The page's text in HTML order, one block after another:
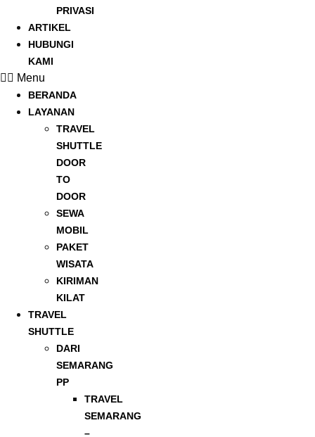
PRIVASI
ARTIKEL
HUBUNGI
KAMI
Menu
BERANDA
LAYANAN
TRAVEL
SHUTTLE
DOOR
TO
DOOR
SEWA
MOBIL
PAKET
WISATA
KIRIMAN
KILAT
TRAVEL
SHUTTLE
DARI
SEMARANG
PP
TRAVEL
SEMARANG
–